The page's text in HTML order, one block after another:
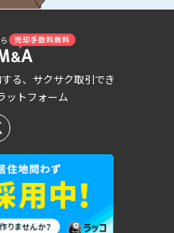
る、サクサク取引でき
ットフォーム